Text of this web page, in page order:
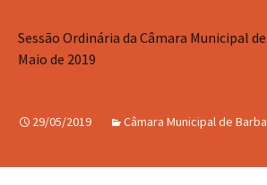
Sessão Ordinária da Câmara Municipal
Maio de 2019
29/05/2019 Câmara Municipal de